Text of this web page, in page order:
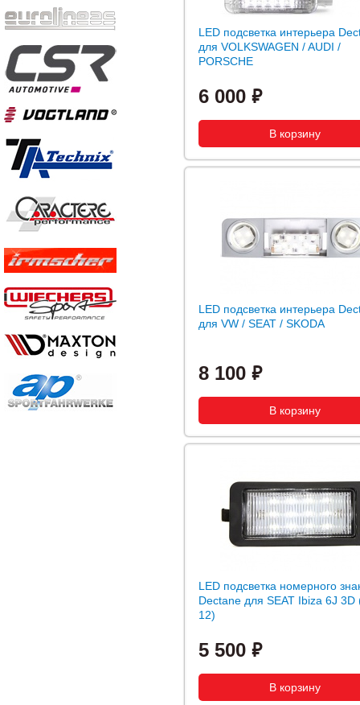
LED подсветка интерьера
для VOLKSWAGEN / AUDI /
PORSCHE
6 000
LED подсветка интерьера
для VW / SEAT / SKODA
8 100
LED подсветка номерного
Dectane для SEAT Ibiza 6J 3D
12)
5 500